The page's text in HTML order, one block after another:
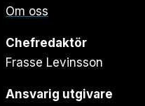
Om oss
Chefredaktör
Frasse Levinsson
Ansvarig utgivare